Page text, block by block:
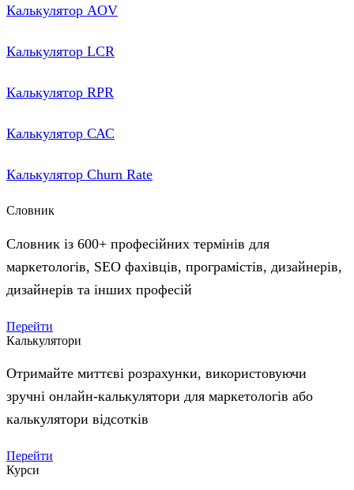
Калькулятор AOV
Калькулятор LCR
Калькулятор RPR
Калькулятор САС
Калькулятор Сhurn Rate
Словник
Словник із 600+ професійних термінів для
маркетологів, SEO фахівців, програмістів, дизайнерів,
дизайнерів та інших професій
Перейти
Калькулятори
Отримайте миттєві розрахунки, використовуючи
зручні онлайн-калькулятори для маркетологів або
калькулятори відсотків
Перейти
Курси